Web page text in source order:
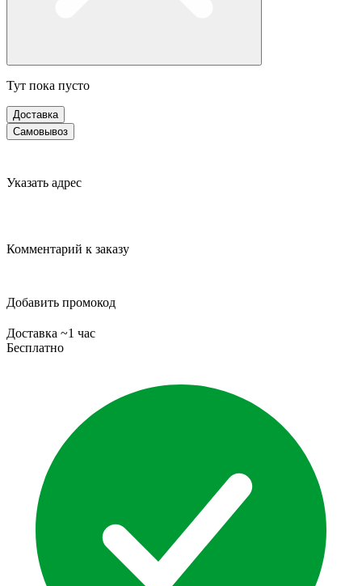
Тут пока пусто
Доставка
Самовывоз
Указать адрес
Комментарий к заказу
Добавить промокод
Доставка ~1 час
Бесплатно